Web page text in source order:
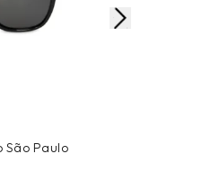
São Paulo